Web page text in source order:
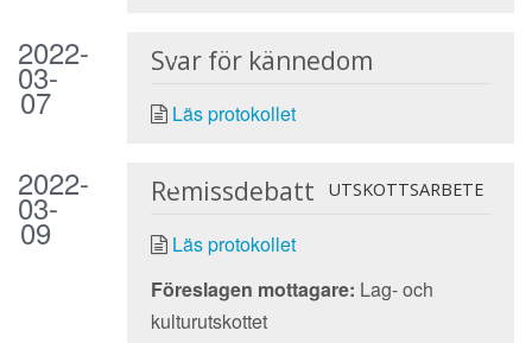
2022-
03-
07
Svar för kännedom
Läs protokollet
2022-
03-
09
Remissdebatt UTSKOTTSARBETE
Läs protokollet
Föreslagen mottagare: Lag- och
kulturutskottet